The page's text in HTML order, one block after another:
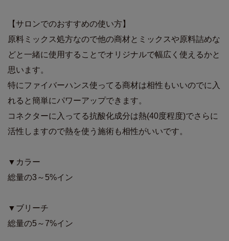
【サロンでのおすすめの使い方】
原料ミックス処方なので他の商材とミックスや原料詰めな
どと一緒に使用することでオリジナルで幅広く使えるかと
思います。
特にファイバーハンス使ってる商材は相性もいいのでに入
れると簡単にパワーアップできます。
コネクターに入ってる抗酸化成分は熱(40度程度)でさらに
活性しますので熱を使う施術も相性がいいです。
▼カラー
総量の3～5%イン
▼ブリーチ
総量の5～7%イン